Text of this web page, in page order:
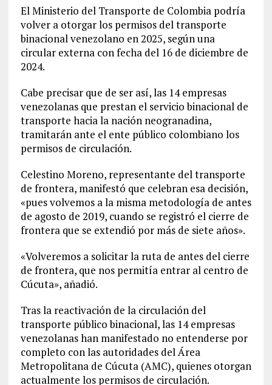
El Ministerio del Transporte de Colombia podría
volver a otorgar los permisos del transporte
binacional venezolano en 2025, según una
circular externa con fecha del 16 de diciembre de
2024.
Cabe precisar que de ser así, las 14 empresas
venezolanas que prestan el servicio binacional de
transporte hacia la nación neogranadina,
tramitarán ante el ente público colombiano los
permisos de circulación.
Celestino Moreno, representante del transporte
de frontera, manifestó que celebran esa decisión,
«pues volvemos a la misma metodología de antes
de agosto de 2019, cuando se registró el cierre de
frontera que se extendió por más de siete años».
«Volveremos a solicitar la ruta de antes del cierre
de frontera, que nos permitía entrar al centro de
Cúcuta», añadió.
Tras la reactivación de la circulación del
transporte público binacional, las 14 empresas
venezolanas han manifestado no entenderse por
completo con las autoridades del Área
Metropolitana de Cúcuta (AMC), quienes otorgan
actualmente los permisos de circulación.